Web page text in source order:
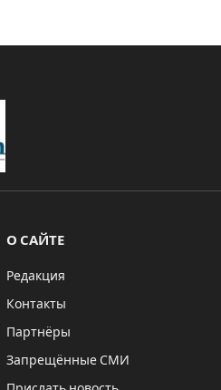
О САЙТЕ
Редакция
Контакты
Партнёры
Запрещённые СМИ